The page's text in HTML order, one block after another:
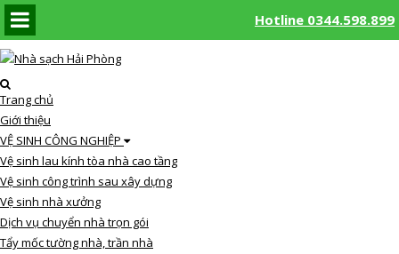
Hotline 0344.598.899
Trang chủ
Giới thiệu
VỆ SINH CÔNG NGHIỆP
Vệ sinh lau kính tòa nhà cao tầng
Vệ sinh công trình sau xây dựng
Vệ sinh nhà xưởng
Dịch vụ chuyển nhà trọn gói
Tẩy mốc tường nhà, trần nhà